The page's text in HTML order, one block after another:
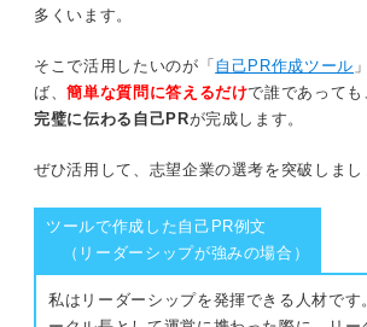
多くいます。
そこで活用したいのが「 自己PR作成ツール
ば、簡単な質問に答えるだけで誰であっても
完璧に伝わる自己PRが完成します。
ぜひ活用して、志望企業の選考を突破しまし
ツールで作成した自己PR例文
（リーダーシップが強みの場合）
私はリーダーシップを発揮できる人材です
①観察力や状況把握力と混同してしまう
【Q&A】洞察力の自己PRでよくある質
洞察力が評価されやすい業界や職種は？
洞察力のアピールのコツは？